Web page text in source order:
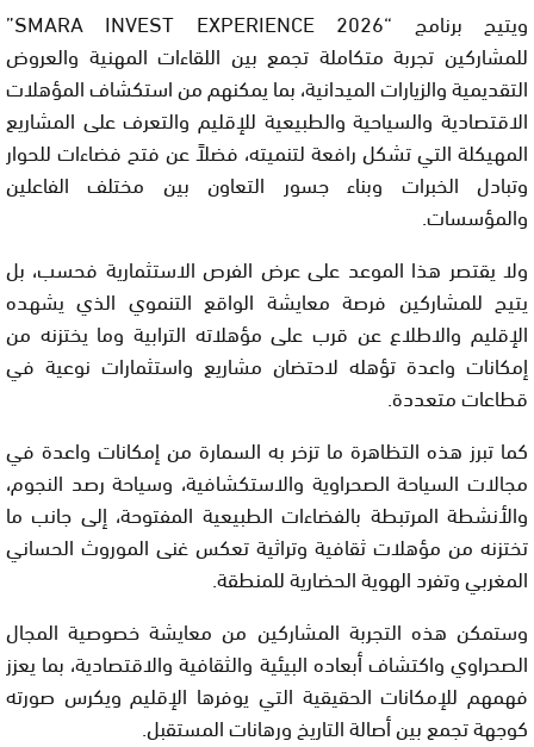
ويتيح برنامج “SMARA INVEST EXPERIENCE 2026”
للمشاركين تجربة متكاملة تجمع بين اللقاءات المهنية والعروض
التقديمية والزيارات الميدانية، بما يمكنهم من استكشاف المؤهلات
الاقتصادية والسياحية والطبيعية للإقليم والتعرف على المشاريع
المهيكلة التي تشكل رافعة لتنميته، فضلاً عن فتح فضاءات للحوار
وتبادل الخبرات وبناء جسور التعاون بين مختلف الفاعلين
والمؤسسات.
ولا يقتصر هذا الموعد على عرض الفرص الاستثمارية فحسب، بل
يتيح للمشاركين فرصة معايشة الواقع التنموي الذي يشهده
الإقليم والاطلاع عن قرب على مؤهلاته الترابية وما يختزنه من
إمكانات واعدة تؤهله لاحتضان مشاريع واستثمارات نوعية في
قطاعات متعددة.
كما تبرز هذه التظاهرة ما تزخر به السمارة من إمكانات واعدة في
مجالات السياحة الصحراوية والاستكشافية، وسياحة رصد النجوم،
والأنشطة المرتبطة بالفضاءات الطبيعية المفتوحة، إلى جانب ما
تختزنه من مؤهلات ثقافية وتراثية تعكس غنى الموروث الحساني
المغربي وتفرد الهوية الحضارية للمنطقة.
وستمكن هذه التجربة المشاركين من معايشة خصوصية المجال
الصحراوي واكتشاف أبعاده البيئية والثقافية والاقتصادية، بما يعزز
فهمهم للإمكانات الحقيقية التي يوفرها الإقليم ويكرس صورته
كوجهة تجمع بين أصالة التاريخ ورهانات المستقبل.